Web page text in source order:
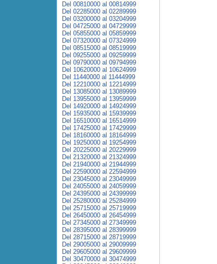
Del 00810000 al 00814999
Del 02285000 al 02289999
Del 03200000 al 03204999
Del 04725000 al 04729999
Del 05855000 al 05859999
Del 07320000 al 07324999
Del 08515000 al 08519999
Del 09255000 al 09259999
Del 09790000 al 09794999
Del 10620000 al 10624999
Del 11440000 al 11444999
Del 12210000 al 12214999
Del 13085000 al 13089999
Del 13955000 al 13959999
Del 14920000 al 14924999
Del 15935000 al 15939999
Del 16510000 al 16514999
Del 17425000 al 17429999
Del 18160000 al 18164999
Del 19250000 al 19254999
Del 20225000 al 20229999
Del 21320000 al 21324999
Del 21940000 al 21944999
Del 22590000 al 22594999
Del 23045000 al 23049999
Del 24055000 al 24059999
Del 24395000 al 24399999
Del 25280000 al 25284999
Del 25715000 al 25719999
Del 26450000 al 26454999
Del 27345000 al 27349999
Del 28395000 al 28399999
Del 28715000 al 28719999
Del 29005000 al 29009999
Del 29605000 al 29609999
Del 30470000 al 30474999